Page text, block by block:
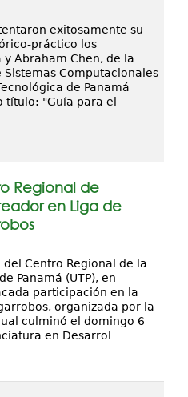
exitosamente su
práctico los
Abraham Chen, de la
Computacionales
de Panamá
título: "Guía para el
Regional de
en Liga de
Centro Regional de la
Panamá (UTP), en
participación en la
organizada por la
culminó el domingo 6
en Desarrol